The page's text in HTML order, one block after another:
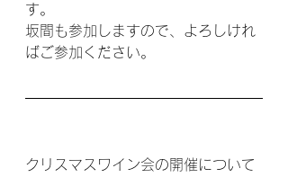
す。
坂間も参加しますので、よろしけれ
ばご参加ください。
クリスマスワイン会の開催について